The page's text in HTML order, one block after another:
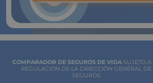
COMPARADOR DE SEGUROS DE VIDA SUJETO A
REGULACIÓN DE LA DIRECCIÓN GENERAL DE
SEGUROS